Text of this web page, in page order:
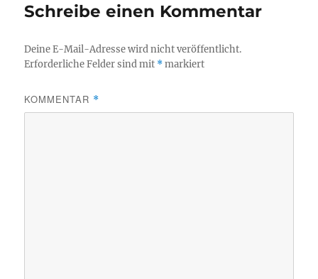
Schreibe einen Kommentar
Deine E-Mail-Adresse wird nicht veröffentlicht.
Erforderliche Felder sind mit *markiert
KOMMENTAR *